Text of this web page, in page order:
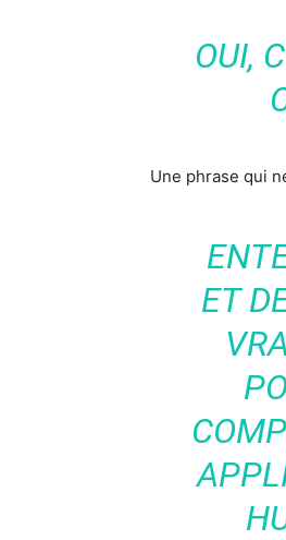
OUI,
Une phrase qui
ET